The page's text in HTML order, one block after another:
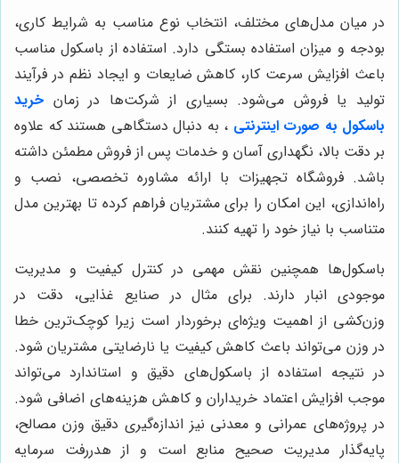
در میان مدل‌های مختلف، انتخاب نوع مناسب به شرایط کاری،
بودجه و میزان استفاده بستگی دارد. استفاده از باسکول مناسب
باعث افزایش سرعت کار، کاهش ضایعات و ایجاد نظم در فرآیند
تولید یا فروش می‌شود. بسیاری از شرکت‌ها در زمان خرید
باسکول به صورت اینترنتی ، به دنبال دستگاهی هستند که علاوه
بر دقت بالا، نگهداری آسان و خدمات پس از فروش مطمئن داشته
باشد. فروشگاه تجهیزات با ارائه مشاوره تخصصی، نصب و
راه‌اندازی، این امکان را برای مشتریان فراهم کرده تا بهترین مدل
متناسب با نیاز خود را تهیه کنند.
باسکول‌ها همچنین نقش مهمی در کنترل کیفیت و مدیریت
موجودی انبار دارند. برای مثال در صنایع غذایی، دقت در
وزن‌کشی از اهمیت ویژه‌ای برخوردار است زیرا کوچک‌ترین خطا
در وزن می‌تواند باعث کاهش کیفیت یا نارضایتی مشتریان شود.
در نتیجه استفاده از باسکول‌های دقیق و استاندارد می‌تواند
موجب افزایش اعتماد خریداران و کاهش هزینه‌های اضافی شود.
در پروژه‌های عمرانی و معدنی نیز اندازه‌گیری دقیق وزن مصالح،
پایه‌گذار مدیریت صحیح منابع است و از هدررفت سرمایه